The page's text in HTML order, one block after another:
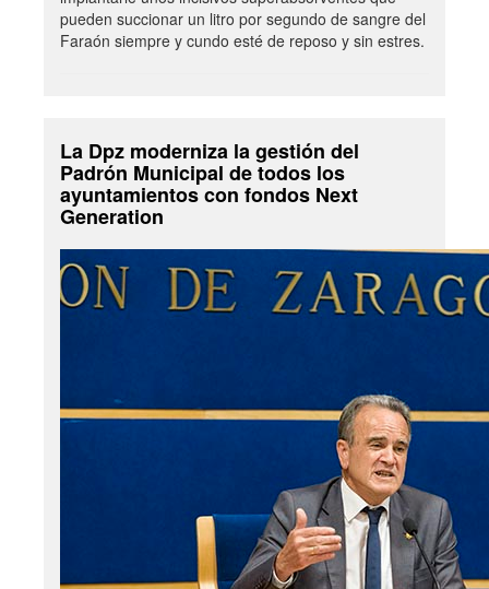
pueden succionar un litro por segundo de sangre del
Faraón siempre y cundo esté de reposo y sin estres.
La Dpz moderniza la gestión del
Padrón Municipal de todos los
ayuntamientos con fondos Next
Generation